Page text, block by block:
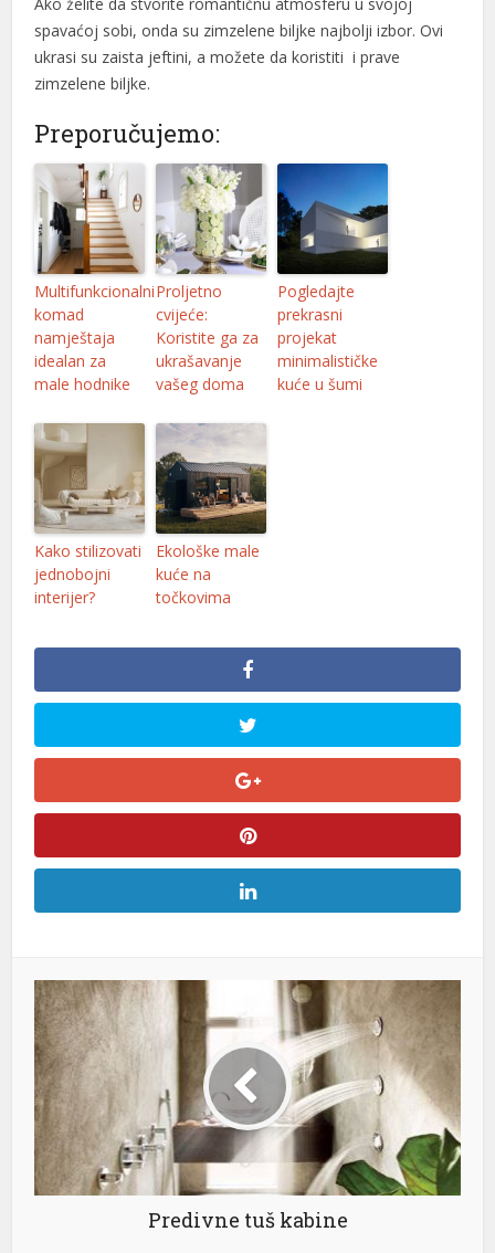
spavaćoj sobi, onda su zimzelene biljke najbolji izbor. Ovi
ukrasi su zaista jeftini, a možete da koristiti i prave
zimzelene biljke.
Preporučujemo:
Multifunkcionalni
komad
namještaja
idealan za
male hodnike
Proljetno
cvijeće:
Koristite ga za
ukrašavanje
vašeg doma
Pogledajte
prekrasni
projekat
minimalističke
kuće u šumi
Kako stilizovati
jednobojni
interijer?
Ekološke male
kuće na
točkovima
Predivne tuš kabine